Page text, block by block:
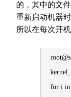
的，其中的文
重新启动机器
所以在每次开
for i in